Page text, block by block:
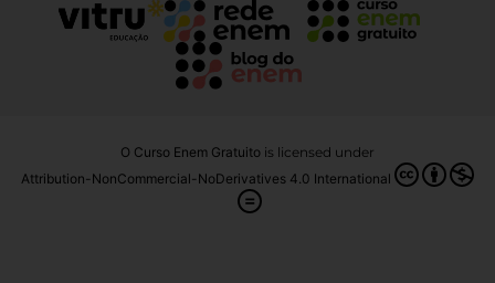
O Curso Enem Gratuito is licensed under
Attribution-NonCommercial-NoDerivatives 4.0 International